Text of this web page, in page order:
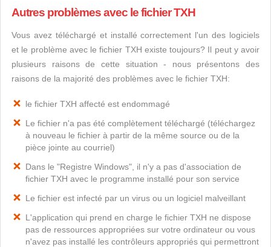
Autres problèmes avec le fichier TXH
Vous avez téléchargé et installé correctement l'un des logiciels
et le problème avec le fichier TXH existe toujours? Il peut y avoir
plusieurs raisons de cette situation - nous présentons des
raisons de la majorité des problèmes avec le fichier TXH:
le fichier TXH affecté est endommagé
Le fichier n'a pas été complètement téléchargé (téléchargez
à nouveau le fichier à partir de la même source ou de la
pièce jointe au courriel)
Dans le "Registre Windows", il n'y a pas d'association de
fichier TXH avec le programme installé pour son service
Le fichier est infecté par un virus ou un logiciel malveillant
L'application qui prend en charge le fichier TXH ne dispose
pas de ressources appropriées sur votre ordinateur ou vous
n'avez pas installé les contrôleurs appropriés qui permettront